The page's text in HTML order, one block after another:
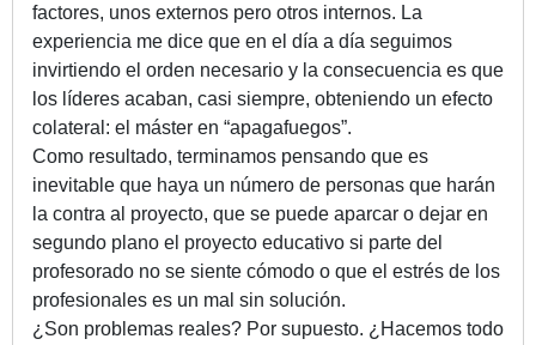
factores, unos externos pero otros internos. La
experiencia me dice que en el día a día seguimos
invirtiendo el orden necesario y la consecuencia es que
los líderes acaban, casi siempre, obteniendo un efecto
colateral: el máster en “apagafuegos”.
Como resultado, terminamos pensando que es
inevitable que haya un número de personas que harán
la contra al proyecto, que se puede aparcar o dejar en
segundo plano el proyecto educativo si parte del
profesorado no se siente cómodo o que el estrés de los
profesionales es un mal sin solución.
¿Son problemas reales? Por supuesto. ¿Hacemos todo